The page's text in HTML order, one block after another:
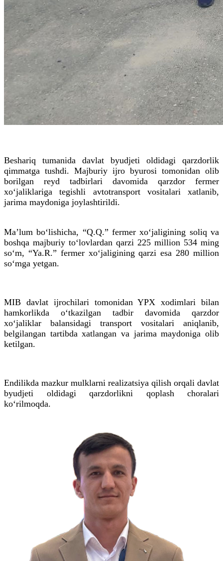
Beshariq tumanida davlat byudjeti oldidagi qarzdorlik
qimmatga tushdi. Majburiy ijro byurosi tomonidan olib
borilgan reyd tadbirlari davomida qarzdor fermer
xo‘jaliklariga tegishli avtotransport vositalari xatlanib,
jarima maydoniga joylashtirildi.
Ma’lum bo‘lishicha, “Q.Q.” fermer xo‘jaligining soliq va
boshqa majburiy to‘lovlardan qarzi 225 million 534 ming
so‘m, “Ya.R.” fermer xo‘jaligining qarzi esa 280 million
so‘mga yetgan.
MIB davlat ijrochilari tomonidan YPX xodimlari bilan
hamkorlikda o‘tkazilgan tadbir davomida qarzdor
xo‘jaliklar balansidagi transport vositalari aniqlanib,
belgilangan tartibda xatlangan va jarima maydoniga olib
ketilgan.
Endilikda mazkur mulklarni realizatsiya qilish orqali davlat
byudjeti oldidagi qarzdorlikni qoplash choralari
ko‘rilmoqda.